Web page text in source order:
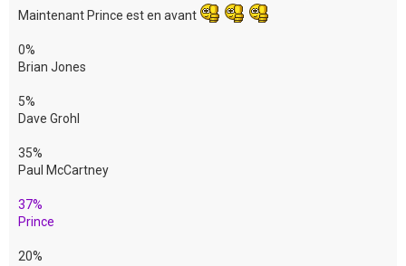
Maintenant Prince est en avant
0%
Brian Jones
5%
Dave Grohl
35%
Paul McCartney
37%
Prince
20%